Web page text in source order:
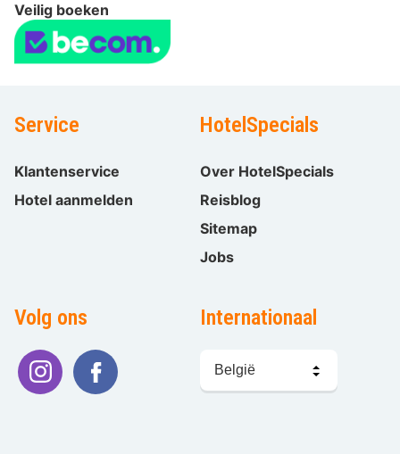
Veilig boeken
Service
Klantenservice
Hotel aanmelden
HotelSpecials
Over HotelSpecials
Reisblog
Sitemap
Jobs
Volg ons Internationaal
kiezen